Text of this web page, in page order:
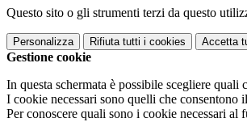
Questo sito o gli strumenti terzi da questo
Personalizza Rifiuta tutti i cookies Accetta
Gestione cookie
In questa schermata è possibile scegliere quali
I cookie necessari sono quelli che
Per conoscere quali sono i cookie necessari al